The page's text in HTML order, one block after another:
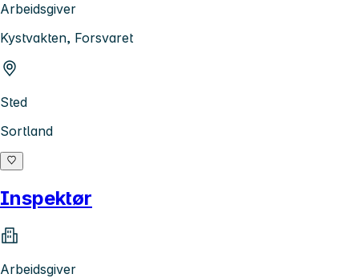
Arbeidsgiver
Kystvakten, Forsvaret
Sted
Sortland
Inspektør
Arbeidsgiver